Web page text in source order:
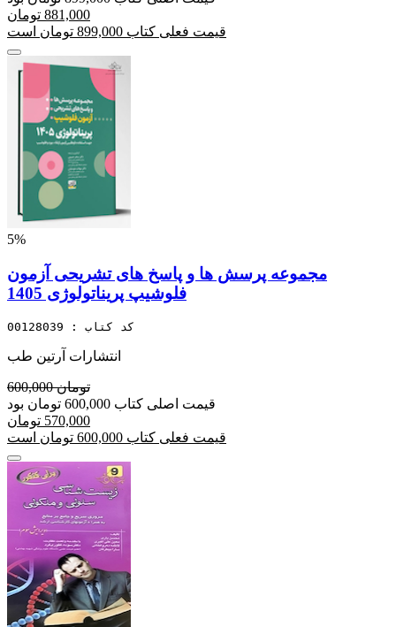
881,000 تومان
قیمت فعلی کتاب 899,000 تومان است
5%
مجموعه پرسش ها و پاسخ های تشریحی آزمون
فلوشیپ پریناتولوژی 1405
کد کتاب : 00128039
انتشارات آرتین طب
600,000 تومان
قیمت اصلی کتاب 600,000 تومان بود
570,000 تومان
قیمت فعلی کتاب 600,000 تومان است